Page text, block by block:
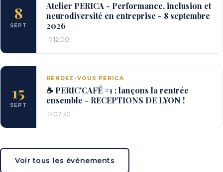
8
SEPT
Atelier PERICA - Performance, inclusion et
neurodiversité en entreprise - 8 septembre
2026
12:00
15
SEPT
RENDEZ-VOUS PERICA
☕ PERIC'CAFÉ #1 : lançons la rentrée
ensemble - RECEPTIONS DE LYON !
07:30
Voir tous les événements